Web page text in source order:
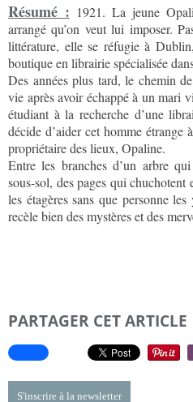
Résumé : 1921. La jeune
arrangé qu’on veut lui imposer.
littérature, elle se réfugie à
boutique en librairie spécialisée
Des années plus tard, le chemin
vie après avoir échappé à un mari
étudiant à la recherche d’une
décide d’aider cet homme
propriétaire des lieux, Opaline.
Entre les branches d’un arbre
sous-sol, des pages qui chuchotent
les étagères sans que personne
recèle bien des mystères et des
PARTAGER CET ARTICLE
S'inscrire à la newsletter